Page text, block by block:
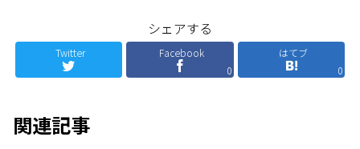
シェアする
Twitter
Facebook
0
はてブ
0
関連記事